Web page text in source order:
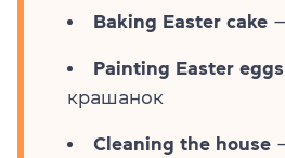
Baking Easter cake
Painting Easter eggs
крашанок
Cleaning the house